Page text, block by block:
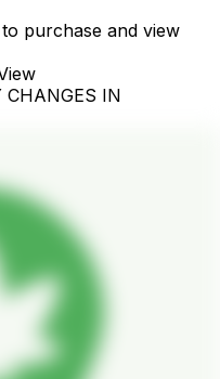
purchase and view
CHANGES IN